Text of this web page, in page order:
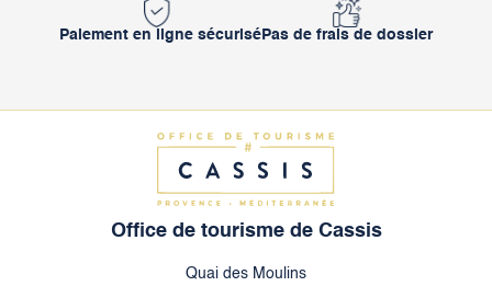
Paiement en ligne sécurisé Pas de frais de dossier
Office de tourisme de Cassis
Quai des Moulins